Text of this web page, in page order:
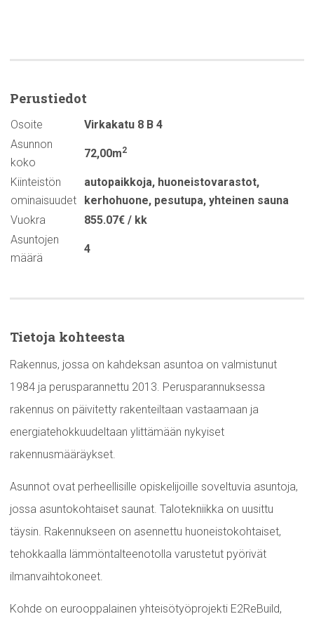
Perustiedot
Osoite
Virkakatu 8 B 4
Asunnon
koko
72,00m2
Kiinteistön
ominaisuudet
autopaikkoja, huoneistovarastot,
kerhohuone, pesutupa, yhteinen sauna
Vuokra
855.07€ / kk
Asuntojen
määrä
4
Tietoja kohteesta
Rakennus, jossa on kahdeksan asuntoa on valmistunut
1984 ja perusparannettu 2013. Perusparannuksessa
rakennus on päivitetty rakenteiltaan vastaamaan ja
energiatehokkuudeltaan ylittämään nykyiset
rakennusmääräykset.
Asunnot ovat perheellisille opiskelijoille soveltuvia asuntoja,
jossa asuntokohtaiset saunat. Talotekniikka on uusittu
täysin. Rakennukseen on asennettu huoneistokohtaiset,
tehokkaalla lämmöntalteenotolla varustetut pyörivät
ilmanvaihtokoneet.
Kohde on eurooppalainen yhteisötyöprojekti E2ReBuild,